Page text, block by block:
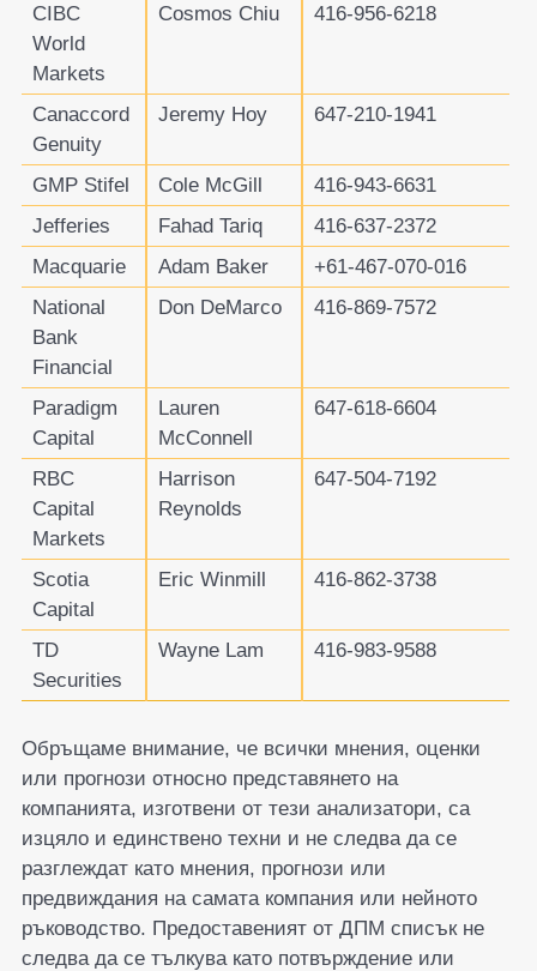
CIBC
World
Markets
Cosmos Chiu 416-956-6218
Canaccord
Genuity
Jeremy Hoy 647-210-1941
GMP Stifel Cole McGill
416-943-6631
Jefferies
Fahad Tariq
416-637-2372
Macquarie
Adam Baker
+61-467-070-016
National
Bank
Financial
Don DeMarco 416-869-7572
Paradigm
Capital
Lauren
McConnell
647-618-6604
RBC
Capital
Markets
Harrison
Reynolds
647-504-7192
Scotia
Capital
Eric Winmill 416-862-3738
TD
Securities
Wayne Lam 416-983-9588
Обръщаме внимание, че всички мнения, оценки
или прогнози относно представянето на
компанията, изготвени от тези анализатори, са
изцяло и единствено техни и не следва да се
разглеждат като мнения, прогнози или
предвиждания на самата компания или нейното
ръководство. Предоставеният от ДПМ списък не
следва да се тълкува като потвърждение или